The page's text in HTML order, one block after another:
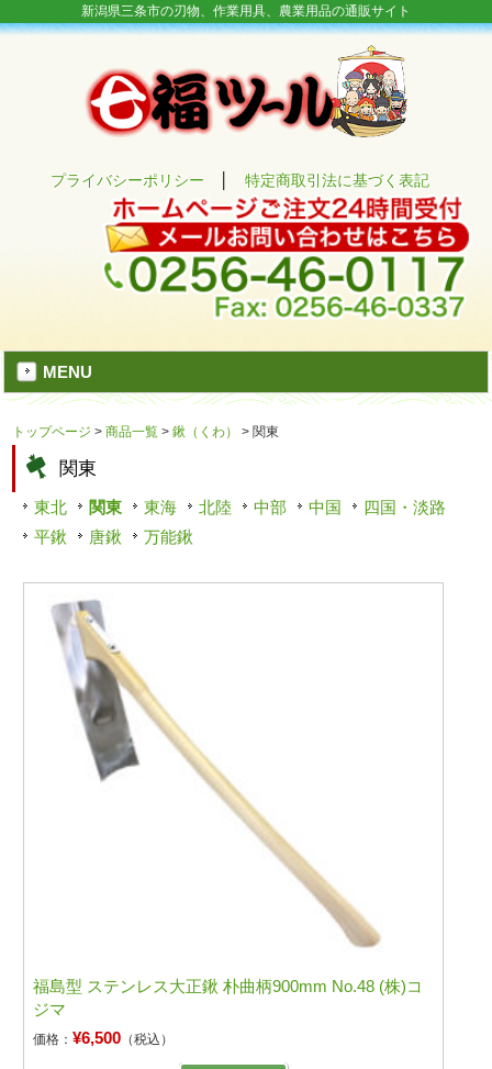
新潟県三条市の刃物、作業用具、農業用品の通販サイト
プライバシーポリシー │特定商取引法に基づく表記
MENU
トップページ >商品一覧 >鍬（くわ） >関東
関東
東北 関東 東海 北陸 中部 中国
四国・淡路
平鍬
唐鍬 万能鍬
福島型 ステンレス大正鍬 朴曲柄900mm No.48 (株)コ
ジマ
価格：¥6,500 （税込）